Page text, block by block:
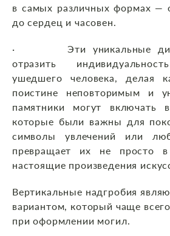
в самых различных формах —
до сердец и часовен.
· Эти уникальные
отразить
ушедшего человека, делая
поистине неповторимым и
памятники могут включать
которые были важны для
символы увлечений или
превращает их не просто
настоящие произведения
Вертикальные надгробия
вариантом, который чаще
при оформлении могил.